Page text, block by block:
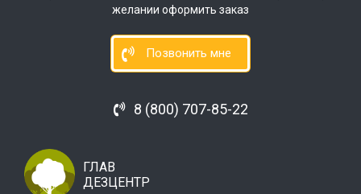
желании оформить заказ
Позвонить мне
8 (800) 707-85-22
ГЛАВ
ДЕЗЦЕНТР